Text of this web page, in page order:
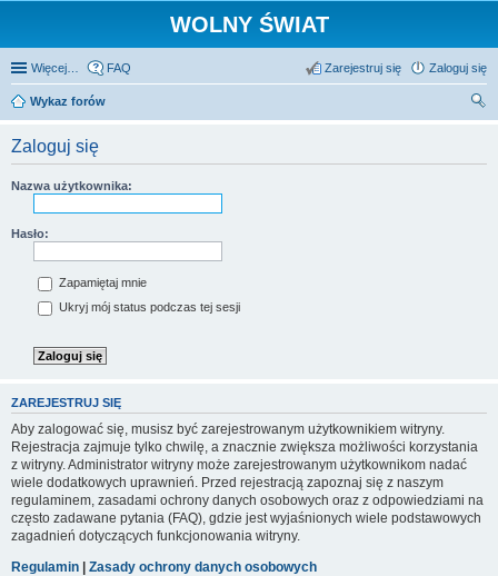
WOLNY ŚWIAT
Więcej… FAQ Zaloguj się
Zarejestruj się
Wykaz forów
Zaloguj się
Nazwa użytkownika:
Hasło:
Zapamiętaj mnie
Ukryj mój status podczas tej sesji
ZAREJESTRUJ SIĘ
Aby zalogować się, musisz być zarejestrowanym użytkownikiem witryny.
Rejestracja zajmuje tylko chwilę, a znacznie zwiększa możliwości korzystania
z witryny. Administrator witryny może zarejestrowanym użytkownikom nadać
wiele dodatkowych uprawnień. Przed rejestracją zapoznaj się z naszym
regulaminem, zasadami ochrony danych osobowych oraz z odpowiedziami na
często zadawane pytania (FAQ), gdzie jest wyjaśnionych wiele podstawowych
zagadnień dotyczących funkcjonowania witryny.
Regulamin | Zasady ochrony danych osobowych